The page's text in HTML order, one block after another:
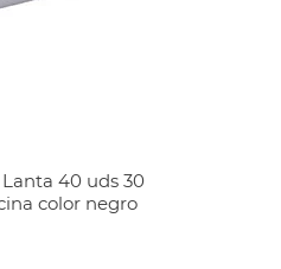
40 uds 30
color negro